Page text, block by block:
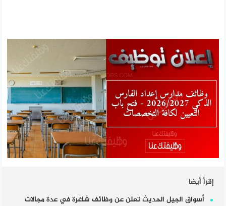
إقرأ أيضا
أسواق الجيل الحديث تعلن عن وظائف شاغرة في عدة مجالات